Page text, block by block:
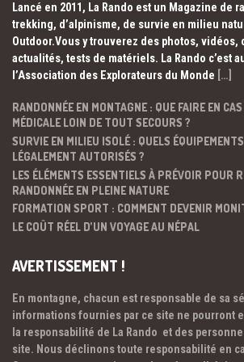
Lancé en 2011, La Rando est un Magazine de
trekking, d’alpinisme, de survie en milieu
Outdoor.Vous y trouverez des photos, vidéos,
actualités, tests de matériels. La Rando c’est
l’Association des Explorateurs du Monde […]
RANDONNÉE EN MONTAGNE : QUE FAIRE EN CAS
MÉDICALE LOIN DE TOUT SECOURS ?
SURVIE EN MILIEU ISOLÉ : QUELS
LÉGALEMENT AUTORISÉS ?
LES ÉLÉMENTS ESSENTIELS À PRÉVOIR POUR
RANDONNÉE EN PLEINE NATURE
FORMATION SPORT : COMMENT DEVENIR
LE COÛT RÉEL D’UN VOYAGE AU NÉPAL
AVERTISSEMENT !
En montagne, chacun est responsable de sa
informations fournies par ce site ne pourront
la responsabilité de La Rando et des
site. Nous déclinons toute responsabilité en